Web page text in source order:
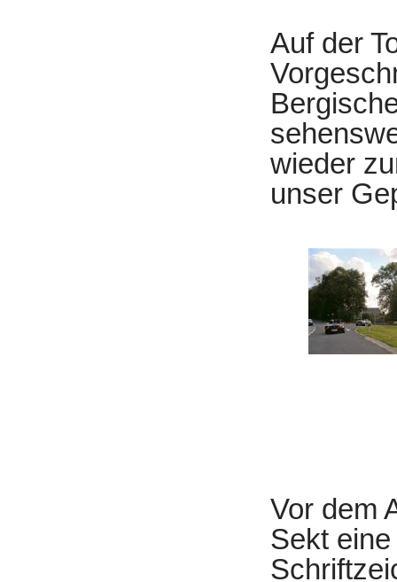
Auf der
wieder
unser
Vor dem
Sekt